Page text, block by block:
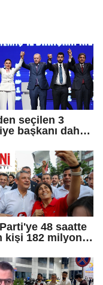
seçilen 3
başkanı daha
48 saatte
kişi 182 milyon